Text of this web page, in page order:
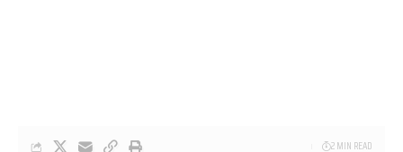
2 MIN READ